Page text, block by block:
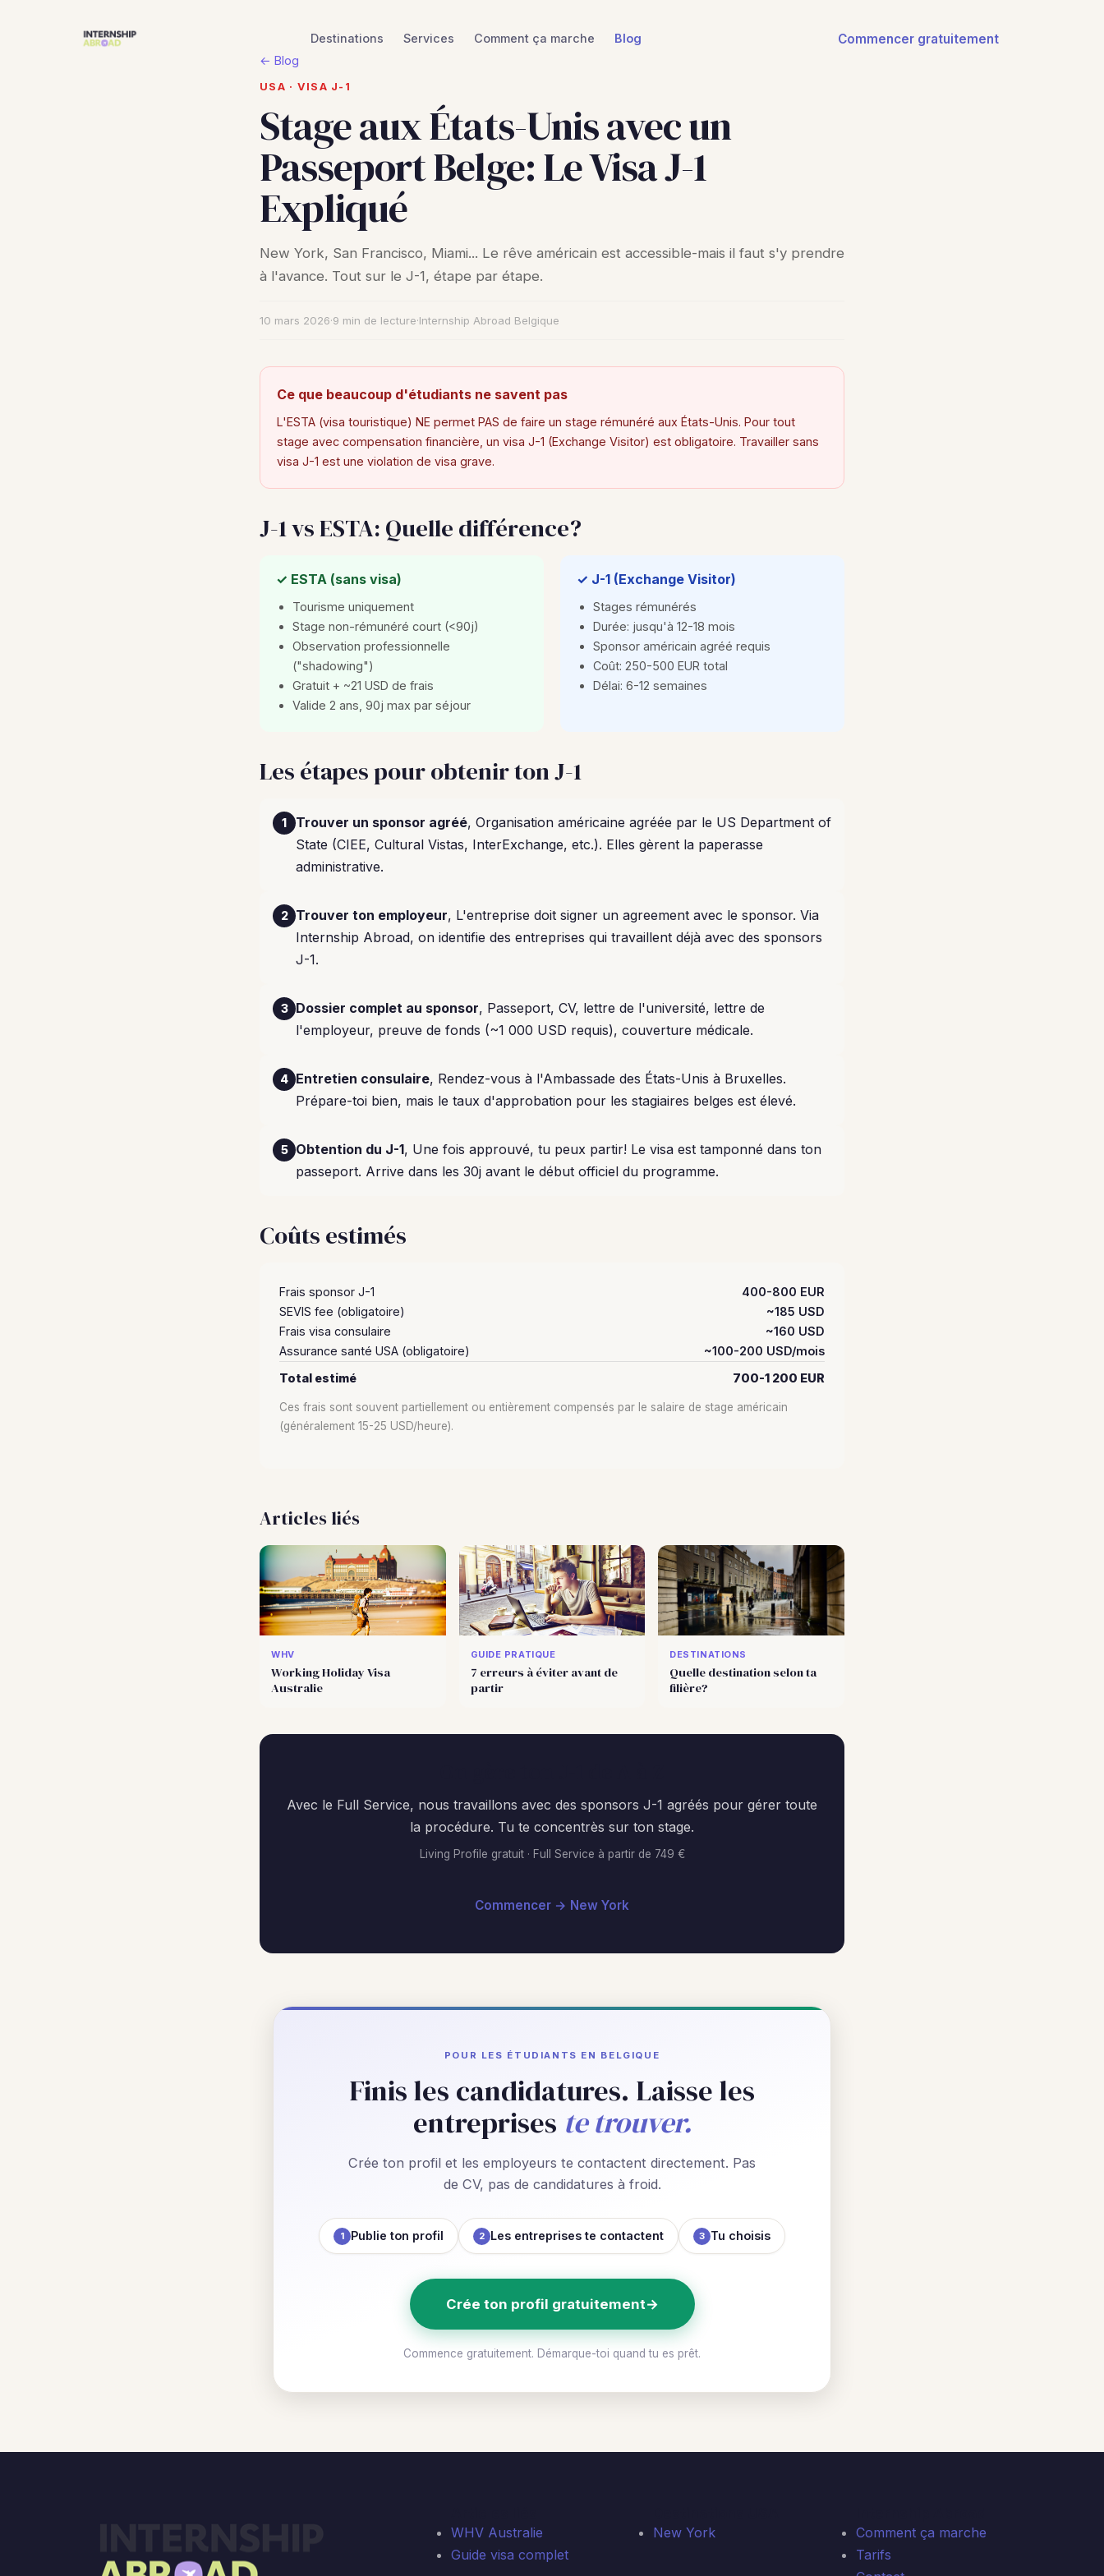
Destinations Services Comment ça marche Blog Commencer gratuitement
← Blog
USA · VISA J-1
Stage aux États-Unis avec un
Passeport Belge: Le Visa J-1
Expliqué
New York, San Francisco, Miami... Le rêve américain est accessible-mais il faut s'y prendre
à l'avance. Tout sur le J-1, étape par étape.
10 mars 2026·9 min de lecture·Internship Abroad Belgique
Ce que beaucoup d'étudiants ne savent pas
L'ESTA (visa touristique) NE permet PAS de faire un stage rémunéré aux États-Unis. Pour tout
stage avec compensation financière, un visa J-1 (Exchange Visitor) est obligatoire. Travailler sans
visa J-1 est une violation de visa grave.
J-1 vs ESTA: Quelle différence?
✓ ESTA (sans visa)
Tourisme uniquement
Stage non-rémunéré court (<90j)
Observation professionnelle
("shadowing")
Gratuit + ~21 USD de frais
Valide 2 ans, 90j max par séjour
✓ J-1 (Exchange Visitor)
Stages rémunérés
Durée: jusqu'à 12-18 mois
Sponsor américain agréé requis
Coût: 250-500 EUR total
Délai: 6-12 semaines
Les étapes pour obtenir ton J-1
1 Trouver un sponsor agréé, Organisation américaine agréée par le US Department of
State (CIEE, Cultural Vistas, InterExchange, etc.). Elles gèrent la paperasse
administrative.
2 Trouver ton employeur, L'entreprise doit signer un agreement avec le sponsor. Via
Internship Abroad, on identifie des entreprises qui travaillent déjà avec des sponsors
J-1.
3 Dossier complet au sponsor, Passeport, CV, lettre de l'université, lettre de
l'employeur, preuve de fonds (~1 000 USD requis), couverture médicale.
4 Entretien consulaire, Rendez-vous à l'Ambassade des États-Unis à Bruxelles.
Prépare-toi bien, mais le taux d'approbation pour les stagiaires belges est élevé.
5 Obtention du J-1, Une fois approuvé, tu peux partir! Le visa est tamponné dans ton
passeport. Arrive dans les 30j avant le début officiel du programme.
Coûts estimés
Frais sponsor J-1
400-800 EUR
SEVIS fee (obligatoire)
~185 USD
Frais visa consulaire
~160 USD
Assurance santé USA (obligatoire)
~100-200 USD/mois
Total estimé
700-1 200 EUR
Ces frais sont souvent partiellement ou entièrement compensés par le salaire de stage américain
(généralement 15-25 USD/heure).
Articles liés
WHV
Working Holiday Visa
Australie
GUIDE PRATIQUE
7 erreurs à éviter avant de
partir
DESTINATIONS
Quelle destination selon ta
filière?
Avec le Full Service, nous travaillons avec des sponsors J-1 agréés pour gérer toute
la procédure. Tu te concentrès sur ton stage.
Living Profile gratuit · Full Service à partir de 749 €
Commencer → New York
POUR LES ÉTUDIANTS EN BELGIQUE
Finis les candidatures. Laisse les
entreprises te trouver.
Crée ton profil et les employeurs te contactent directement. Pas
de CV, pas de candidatures à froid.
1 Publie ton profil 2 Les entreprises te contactent 3 Tu choisis
Crée ton profil gratuitement→
Commence gratuitement. Démarque-toi quand tu es prêt.
WHV Australie
Guide visa complet
New York
Comment ça marche
Tarifs